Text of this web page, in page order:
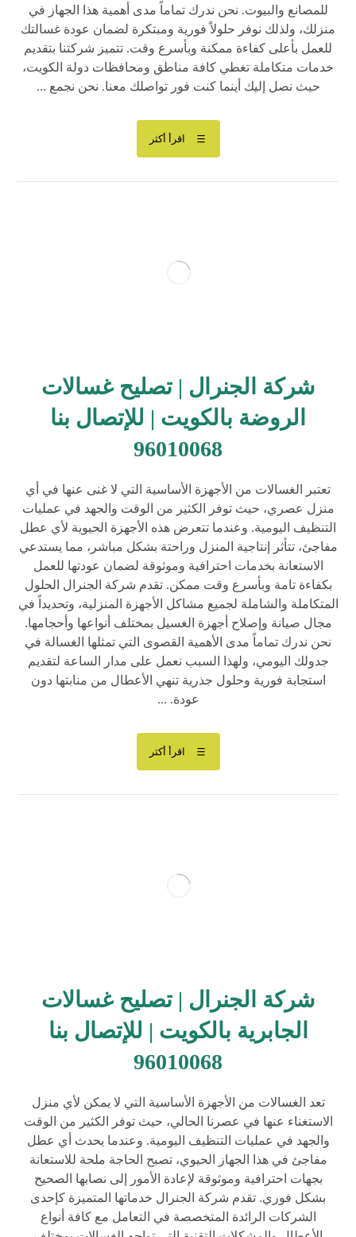
للمصانع والبيوت. نحن ندرك تماماً مدى أهمية هذا الجهاز في
منزلك، ولذلك نوفر حلولاً فورية ومبتكرة لضمان عودة غسالتك
للعمل بأعلى كفاءة ممكنة وبأسرع وقت. تتميز شركتنا بتقديم
خدمات متكاملة تغطي كافة مناطق ومحافظات دولة الكويت،
حيث نصل إليك أينما كنت فور تواصلك معنا. نحن نجمع ...
اقرأ أكثر
شركة الجنرال | تصليح غسالات
الروضة بالكويت | للإتصال بنا
96010068
تعتبر الغسالات من الأجهزة الأساسية التي لا غنى عنها في أي
منزل عصري، حيث توفر الكثير من الوقت والجهد في عمليات
التنظيف اليومية. وعندما تتعرض هذه الأجهزة الحيوية لأي عطل
مفاجئ، تتأثر إنتاجية المنزل وراحتة بشكل مباشر، مما يستدعي
الاستعانة بخدمات احترافية وموثوقة لضمان عودتها للعمل
بكفاءة تامة وبأسرع وقت ممكن. تقدم شركة الجنرال الحلول
المتكاملة والشاملة لجميع مشاكل الأجهزة المنزلية، وتحديداً في
مجال صيانة وإصلاح أجهزة الغسيل بمختلف أنواعها وأحجامها.
نحن ندرك تماماً مدى الأهمية القصوى التي تمثلها الغسالة في
جدولك اليومي، ولهذا السبب نعمل على مدار الساعة لتقديم
استجابة فورية وحلول جذرية تنهي الأعطال من منابتها دون
عودة. ...
اقرأ أكثر
شركة الجنرال | تصليح غسالات
الجابرية بالكويت | للإتصال بنا
96010068
تعد الغسالات من الأجهزة الأساسية التي لا يمكن لأي منزل
الاستغناء عنها في عصرنا الحالي، حيث توفر الكثير من الوقت
والجهد في عمليات التنظيف اليومية. وعندما يحدث أي عطل
مفاجئ في هذا الجهاز الحيوي، تصبح الحاجة ملحة للاستعانة
بجهات احترافية وموثوقة لإعادة الأمور إلى نصابها الصحيح
بشكل فوري. تقدم شركة الجنرال خدماتها المتميزة كإحدى
الشركات الرائدة المتخصصة في التعامل مع كافة أنواع